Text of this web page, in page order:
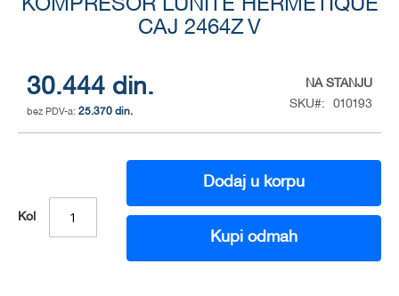
KOMPRESOR LUNITE HERMETIQUE
CAJ 2464Z V
30.444 din.
25.370 din.
NA STANJU
SKU
010193
Kol
Dodaj u korpu
Kupi odmah
the
images
gallery